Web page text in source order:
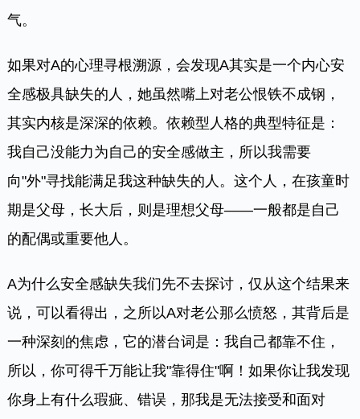
气。
如果对A的心理寻根溯源，会发现A其实是一个内心安
全感极具缺失的人，她虽然嘴上对老公恨铁不成钢，
其实内核是深深的依赖。依赖型人格的典型特征是：
我自己没能力为自己的安全感做主，所以我需要
向"外"寻找能满足我这种缺失的人。这个人，在孩童时
期是父母，长大后，则是理想父母——一般都是自己
的配偶或重要他人。
A为什么安全感缺失我们先不去探讨，仅从这个结果来
说，可以看得出，之所以A对老公那么愤怒，其背后是
一种深刻的焦虑，它的潜台词是：我自己都靠不住，
所以，你可得千万能让我"靠得住"啊！如果你让我发现
你身上有什么瑕疵、错误，那我是无法接受和面对